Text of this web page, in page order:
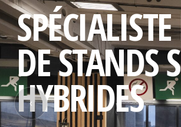
DE STANDS
HYBRIDES
‹